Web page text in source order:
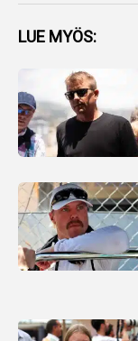
LUE MYÖS: